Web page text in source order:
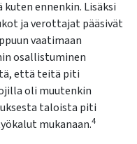
ennenkin. Lisäksi
ja verottajat pääsivät
vaatimaan
osallistuminen
että teitä piti
oli muutenkin
taloista piti
mukanaan.4